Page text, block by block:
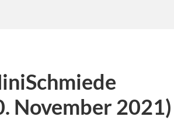
November 2021)